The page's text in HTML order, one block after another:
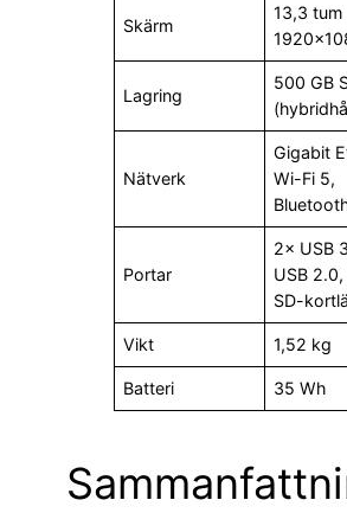
Skärm
13,3 tum
Lagring
500 GB
Nätverk
Gigabit
Wi-Fi 5,
Portar
2× USB
USB
SD-
Vikt 1,52 kg
Batteri 35 Wh